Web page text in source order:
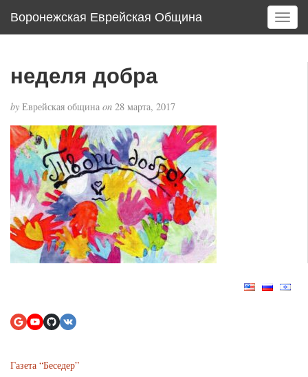
Воронежская Еврейская Община
T
o
неделя добра
by Еврейская община on 28 марта, 2017
Газета “Беседер”